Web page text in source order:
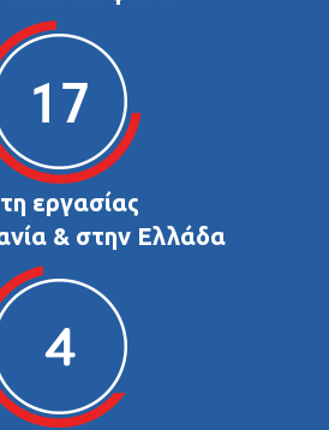
εργασίας
& στην Ελλάδα